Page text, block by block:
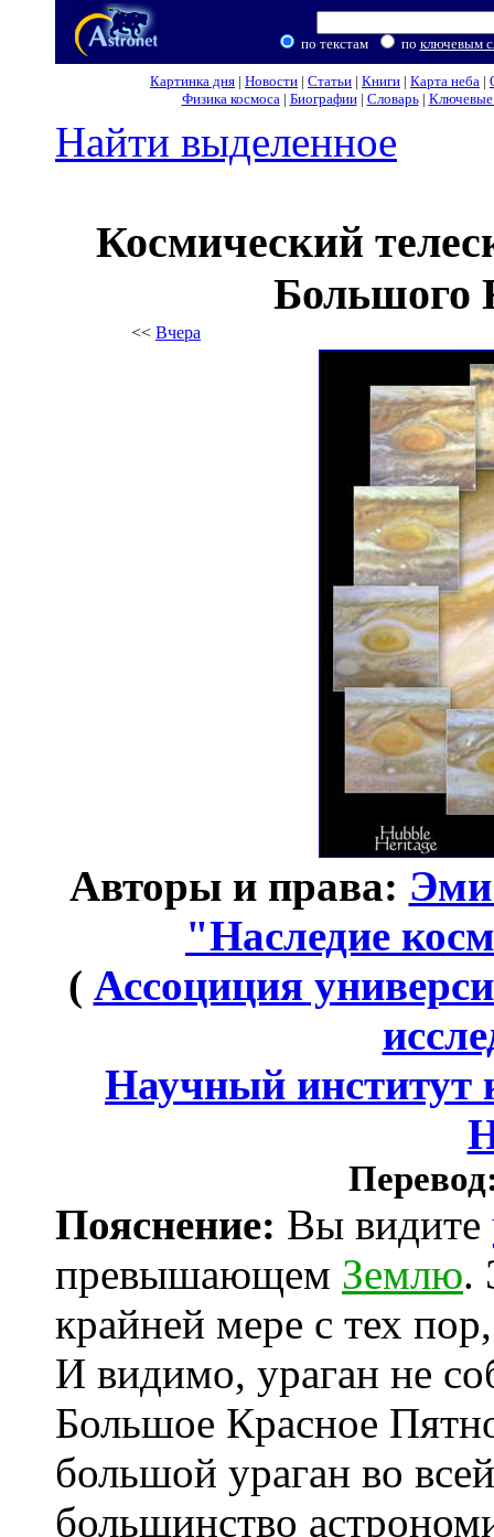
по текстам по ключевым
Картинка дня | Новости | Статьи | Книги | Карта неба |
Физика космоса| Биографии| Словарь| Ключевые
Найти выделенное
Космический
Большого
<< Вчера
Авторы и права:
"Наследие
( Ассоциция
Научный институт
Пояснение: Вы видите
превышающем Землю.
крайней мере с тех
И видимо, ураган не
Большое Красное
большой ураган во
большинство